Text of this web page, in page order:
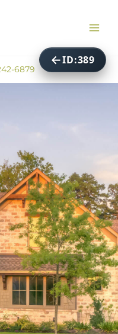
ID:389